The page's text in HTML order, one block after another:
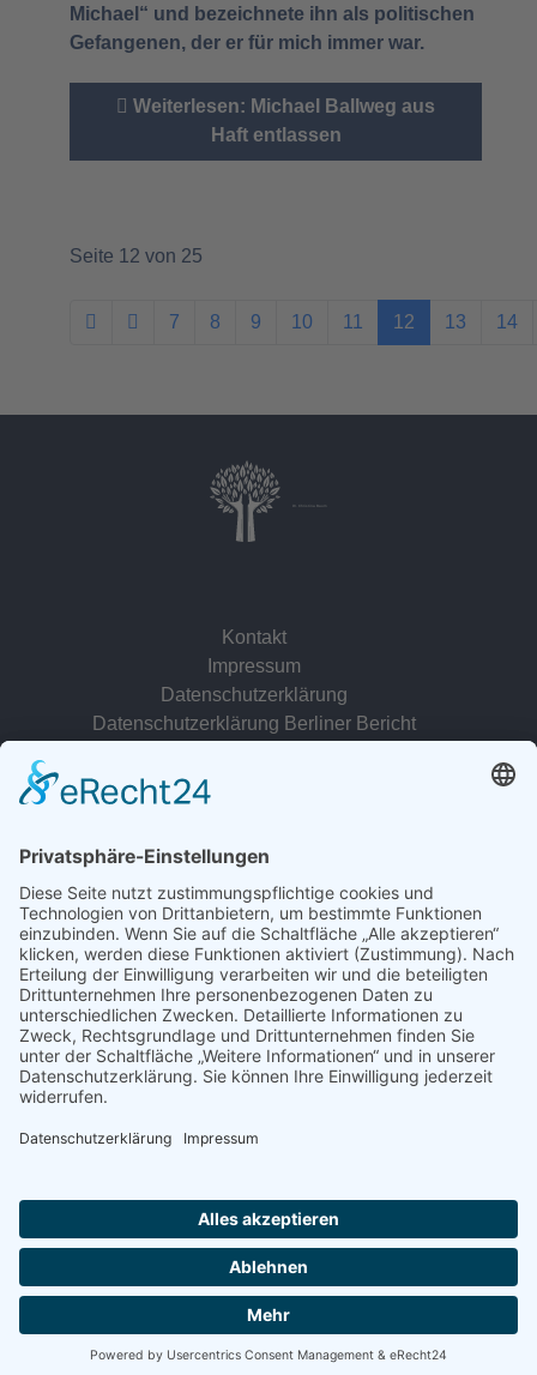
Michael“ und bezeichnete ihn als politischen
Gefangenen, der er für mich immer war.
Weiterlesen: Michael Ballweg aus
Haft entlassen
Seite 12 von 25
7 8 9 10 11 12 13 14
Dr. Christina Baum
Kontakt
Impressum
Datenschutzerklärung
Datenschutzerklärung Berliner Bericht
© 2022 - 2026 Dr. Christina Baum. Alle Rechte vorbehalten.